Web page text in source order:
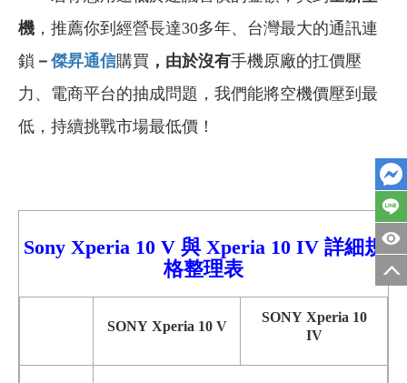
機 ，推薦你到經營長達30多年、台灣最大的通訊連
鎖 － 傑昇通信購買 ，由於沒有手機原廠的扛價壓
力、電商平台的抽成問題，我們能將空機價壓到最
低，持續挑戰市場最低價！
Sony Xperia 10 V 與 Xperia 10 IV 詳細規
格整理表
SONY Xperia 10 V
SONY Xperia 10
IV